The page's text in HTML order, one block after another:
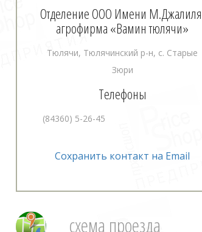
Отделение ООО Имени
агрофирма «Вамин тюлячи»
Тюлячи, Тюлячинский р-н, с. Старые
Зюри
Телефоны
(84360) 5-26-45
Сохранить контакт на Email
схема проезда